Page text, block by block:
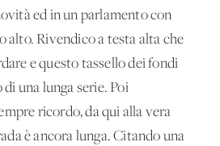
ed in un parlamento con
alto. Rivendico a testa alta che
e questo tassello dei fondi
una lunga serie. Poi
ricordo, da qui alla vera
è ancora lunga. Citando una